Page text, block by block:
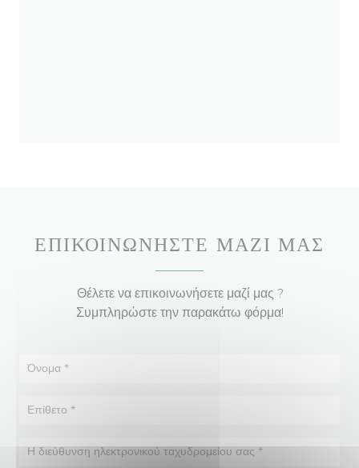
ΕΠΙΚΟΙΝΩΝΉΣΤΕ ΜΑΖΊ ΜΑΣ
Θέλετε να επικοινωνήσετε μαζί μας ?
Συμπληρώστε την παρακάτω φόρμα!